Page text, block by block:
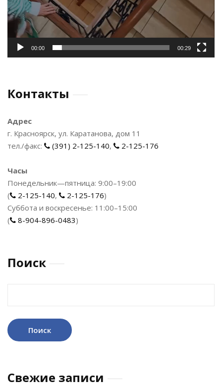
00:00 00:29
Контакты
Адрес
г. Красноярск, ул. Каратанова, дом 11
тел./факс:
(391) 2-125-140, 2-125-176
Часы
Понедельник—пятница: 9:00–19:00
(
2-125-140, 2-125-176)
Суббота и воскресенье: 11:00–15:00
(
8-904-896-0483)
Поиск
Свежие записи